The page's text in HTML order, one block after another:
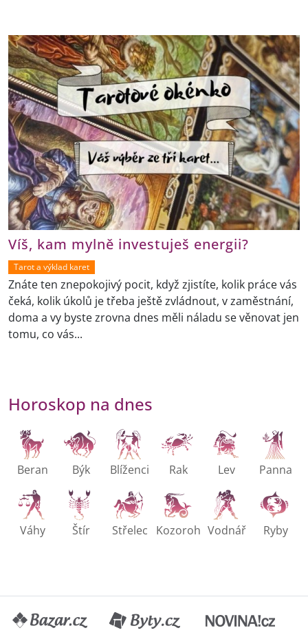
Víš, kam mylně investuješ energii?
Tarot a výklad karet
Znáte ten znepokojivý pocit, když zjistíte, kolik práce vás
čeká, kolik úkolů je třeba ještě zvládnout, v zaměstnání,
doma a vy byste zrovna dnes měli náladu se věnovat jen
tomu, co vás...
Horoskop na dnes
Beran Býk Blíženci Rak Lev Panna
Váhy Štír Střelec Kozoroh Vodnář Ryby